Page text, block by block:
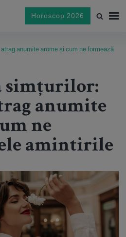
Horoscop 2026
anumite arome și cum ne formează
simțurilor:
anumite
ne
amintirile